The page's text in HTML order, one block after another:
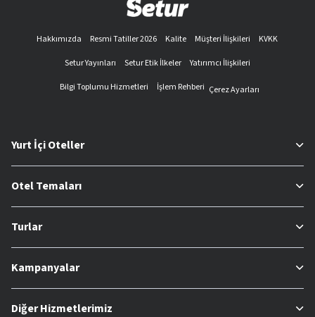
Hakkımızda Resmi Tatiller 2026 Kalite Müşteri İlişkileri
KVKK
Setur Yayınları
Setur Etik İlkeler
Yatırımcı İlişkileri
Bilgi Toplumu Hizmetleri
İşlem Rehberi Çerez Ayarları
Yurt İçi Oteller
Otel Temaları
Turlar
Kampanyalar
Diğer Hizmetlerimiz